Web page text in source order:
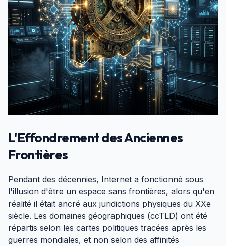
L'Effondrement des Anciennes
Frontières
Pendant des décennies, Internet a fonctionné sous
l'illusion d'être un espace sans frontières, alors qu'en
réalité il était ancré aux juridictions physiques du XXe
siècle. Les domaines géographiques (ccTLD) ont été
répartis selon les cartes politiques tracées après les
guerres mondiales, et non selon des affinités